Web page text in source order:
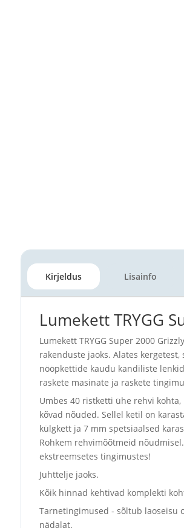
Kirjeldus Lisainfo
Lumekett TRYGG
Lumekett TRYGG Super 2000
rakenduste jaoks. Alates
nööpkettide kaudu kandiliste
raskete masinate ja raskete
Umbes 40 ristketti ühe rehvi
kõvad nõuded. Sellel ketil on
külgkett ja 7 mm spetsiaalsed
Rohkem rehvimõõtmeid
ekstreemsetes tingimustes!
Juhttelje jaoks.
Kõik hinnad kehtivad komplekti
Tarnetingimused - sõltub laoseisu
nädalat.